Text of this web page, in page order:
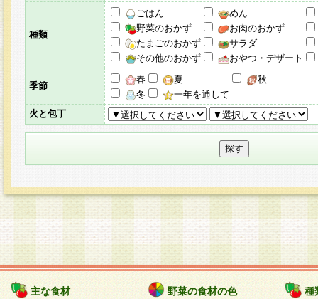
種類
ごはん
めん
野菜のおかず
お肉のおかず
たまごのおかず
サラダ
その他のおかず
おやつ・デザート
季節
春 夏
秋
冬
一年を通して
火と包丁
主な食材 野菜の食材の色 種